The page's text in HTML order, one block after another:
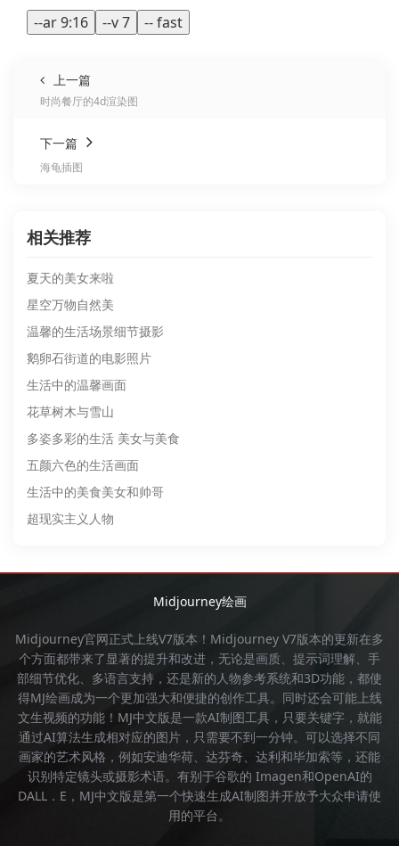
--ar 9:16 --v 7 -- fast
上一篇
时尚餐厅的4d渲染图
下一篇
海龟插图
相关推荐
夏天的美女来啦
星空万物自然美
温馨的生活场景细节摄影
鹅卵石街道的电影照片
生活中的温馨画面
花草树木与雪山
多姿多彩的生活 美女与美食
五颜六色的生活画面
生活中的美食美女和帅哥
超现实主义人物
Midjourney绘画
Midjourney官网正式上线V7版本！ Midjourney V7版本的更新在多
个方面都带来了显著的提升和改进，无论是画质、提示词理解、手
部细节优化、多语言支持，还是新的人物参考系统和3D功能，都使
得MJ绘画成为一个更加强大和便捷的创作工具。同时还会可能上线
文生视频的功能！ MJ中文版是一款AI制图工具，只要关键字，就能
通过AI算法生成相对应的图片，只需要不到一分钟。可以选择不同
画家的艺术风格，例如安迪华荷、达芬奇、达利和毕加索等，还能
识别特定镜头或摄影术语。有别于谷歌的 Imagen和OpenAI的
DALL．E， MJ中文版是第一个快速生成AI制图并开放予大众申请使
用的平台。